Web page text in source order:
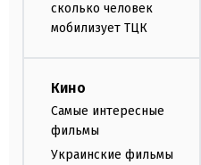
сколько человек
мобилизует ТЦК
Кино
Самые интересные
фильмы
Украинские фильмы